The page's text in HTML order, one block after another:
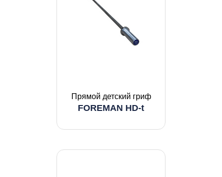
Прямой детский гриф
FOREMAN HD-t